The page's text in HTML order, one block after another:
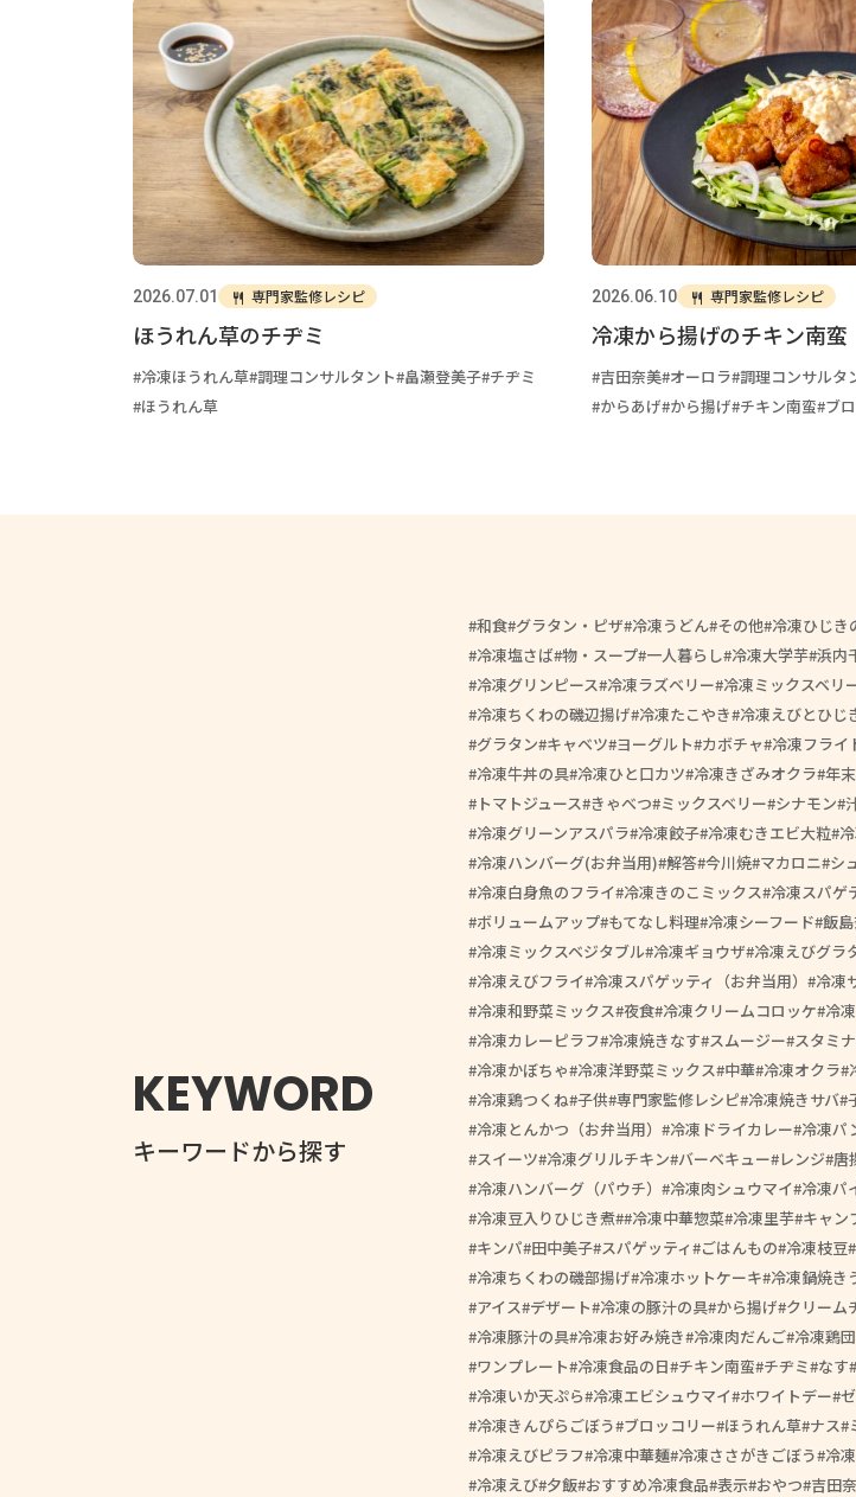
2026.07.01 専門家監修レシピ
ほうれん草のチヂミ
冷凍ほうれん草 調理コンサルタント 畠瀬登美子 チヂミ
ほうれん草
2026.06.10 専門家監修レシピ
冷凍から揚げのチキン南蛮
吉田奈美 オーロラ 調理コンサルタ
からあげ から揚げ チキン南蛮 ブ
KEYWORD
キーワードから探す
和食 グラタン・ピザ 冷凍うどん その他 冷凍ひじき
冷凍塩さば 物・スープ 一人暮らし 冷凍大学芋 浜内
冷凍グリンピース 冷凍ラズベリー 冷凍ミックスベリ
冷凍ちくわの磯辺揚げ 冷凍たこやき 冷凍えびとひじ
グラタン キャベツ ヨーグルト カボチャ 冷凍フライ
冷凍牛丼の具 冷凍ひと口カツ 冷凍きざみオクラ 年
トマトジュース きゃべつ ミックスベリー シナモン
冷凍グリーンアスパラ 冷凍餃子 冷凍むきエビ大粒
冷凍ハンバーグ(お弁当用) 解答 今川焼 マカロニ シ
冷凍白身魚のフライ 冷凍きのこミックス 冷凍スパゲ
ボリュームアップ もてなし料理 冷凍シーフード 飯
冷凍ミックスベジタブル 冷凍ギョウザ 冷凍えびグラ
冷凍えびフライ 冷凍スパゲッティ（お弁当用） 冷凍
冷凍和野菜ミックス 夜食 冷凍クリームコロッケ 冷
冷凍カレーピラフ 冷凍焼きなす スムージー スタミナ
冷凍かぼちゃ 冷凍洋野菜ミックス 中華 冷凍オクラ
冷凍鶏つくね 子供 専門家監修レシピ 冷凍焼きサバ
冷凍とんかつ（お弁当用）
冷凍ドライカレー 冷凍パ
スイーツ 冷凍グリルチキン バーベキュー レンジ 唐
冷凍ハンバーグ（パウチ）
冷凍肉シュウマイ 冷凍パ
冷凍豆入りひじき煮 #冷凍中華惣菜 冷凍里芋 キャン
キンパ 田中美子 スパゲッティ ごはんもの 冷凍枝豆
冷凍ちくわの磯部揚げ 冷凍ホットケーキ 冷凍鍋焼き
アイス デザート 冷凍の豚汁の具 から揚げ クリーム
冷凍豚汁の具 冷凍お好み焼き 冷凍肉だんご 冷凍鶏
ワンプレート 冷凍食品の日 チキン南蛮 チヂミ なす
冷凍いか天ぷら 冷凍エビシュウマイ ホワイトデー
冷凍きんぴらごぼう ブロッコリー ほうれん草 ナス
冷凍えびピラフ 冷凍中華麺 冷凍ささがきごぼう 冷
冷凍えび 夕飯 おすすめ冷凍食品 表示 おやつ 吉田